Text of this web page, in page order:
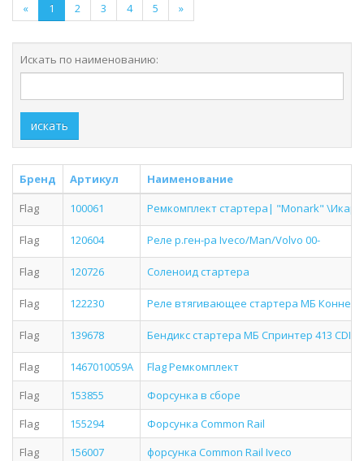
« 1 2 3 4 5 »
Искать по наименованию:
искать
Бренд Артикул
Наименование
Flag
100061 Ремкомплект стартера| "Monark"
Flag 120604 Реле р.ген-ра Iveco/Man/Volvo 00-
Flag 120726 Соленоид стартера
Flag 122230 Реле втягивающее стартера МБ Коннекто
Flag 139678 Бендикс стартера МБ Спринтер 413 CDI
Flag 1467010059A
Flag Ремкомплект
Flag
153855
Форсунка в сборе
Flag
155294
Форсунка Common Rail
Flag
156007
форсунка Common Rail Iveco